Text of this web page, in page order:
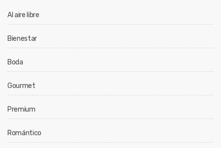
Al aire libre
Bienestar
Boda
Gourmet
Premium
Romántico